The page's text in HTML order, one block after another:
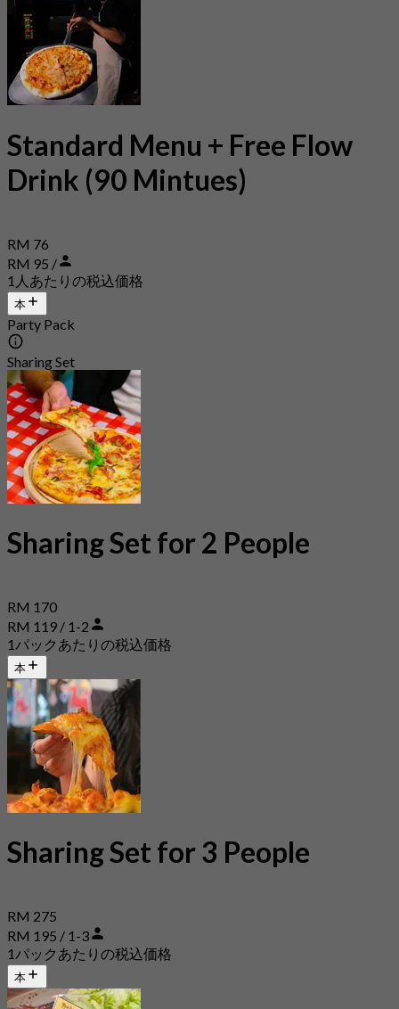
Standard Menu + Free Flow
Drink (90 Mintues)
RM 76
RM 95 /
1人あたりの税込価格
本
Party Pack
Sharing Set
Sharing Set for 2 People
RM 170
RM 119 / 1-2
1パックあたりの税込価格
本
Sharing Set for 3 People
RM 275
RM 195 / 1-3
1パックあたりの税込価格
本